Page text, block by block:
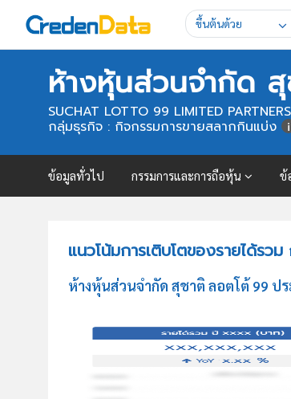
ขึ้นต้นด้วย
ห้างหุ้นส่วนจำกัด
SUCHAT LOTTO 99 LIMITED
กลุ่มธุรกิจ : กิจกรรมการขายสลากกินแบ่ง
ข้อมูลทั่วไป กรรมการและการถือหุ้น ข้
แนวโน้มการเติบโตของรายได้ร
ห้างหุ้นส่วนจำกัด สุชาติ ลอตโต้ 99 ป